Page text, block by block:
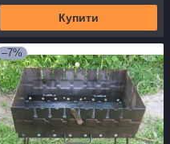
Купити
–7%